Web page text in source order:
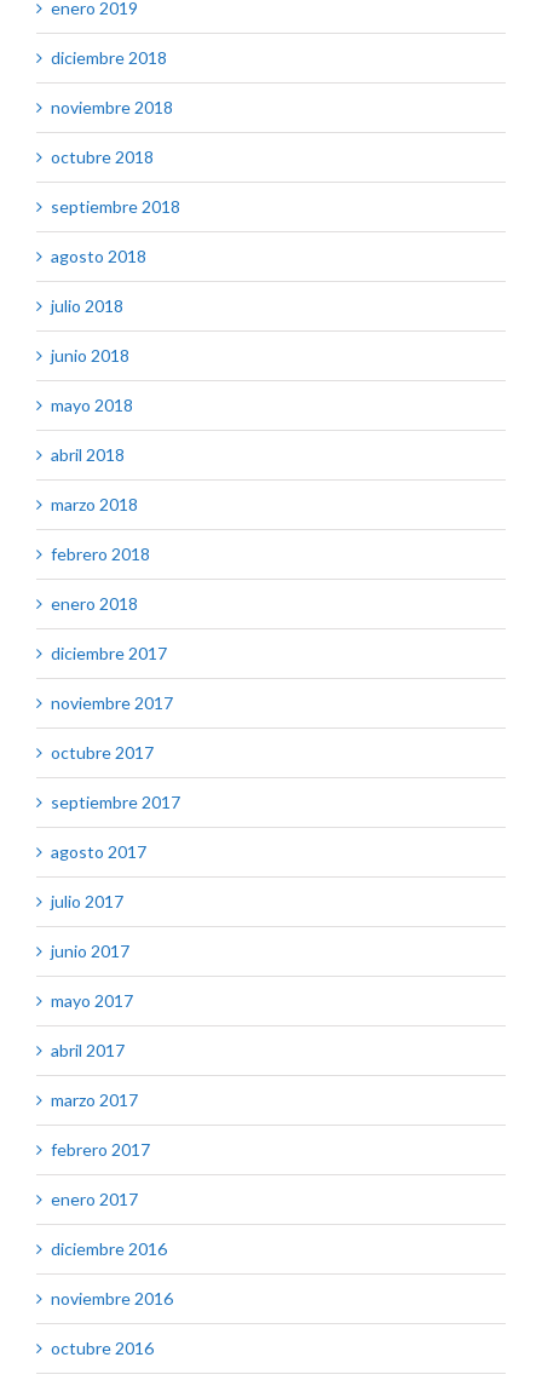
enero 2019
diciembre 2018
noviembre 2018
octubre 2018
septiembre 2018
agosto 2018
julio 2018
junio 2018
mayo 2018
abril 2018
marzo 2018
febrero 2018
enero 2018
diciembre 2017
noviembre 2017
octubre 2017
septiembre 2017
agosto 2017
julio 2017
junio 2017
mayo 2017
abril 2017
marzo 2017
febrero 2017
enero 2017
diciembre 2016
noviembre 2016
octubre 2016